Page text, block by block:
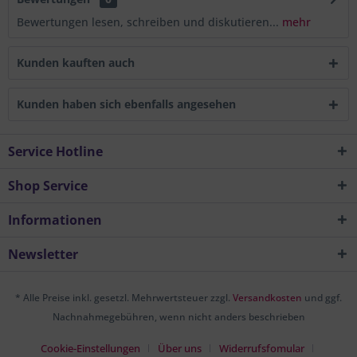
Bewertungen lesen, schreiben und diskutieren... mehr
Kunden kauften auch
Kunden haben sich ebenfalls angesehen
Service Hotline
Shop Service
Informationen
Newsletter
* Alle Preise inkl. gesetzl. Mehrwertsteuer zzgl. Versandkosten und ggf.
Nachnahmegebühren, wenn nicht anders beschrieben
Cookie-Einstellungen Über uns Widerrufsfomular